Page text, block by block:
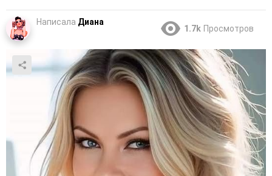
Написала Диана
1.7k Просмотров